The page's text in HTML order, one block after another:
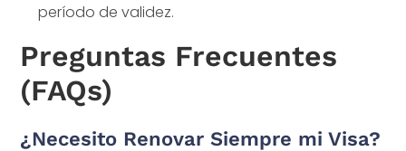
período de validez.
Preguntas Frecuentes
(FAQs)
¿Necesito Renovar Siempre mi Visa?